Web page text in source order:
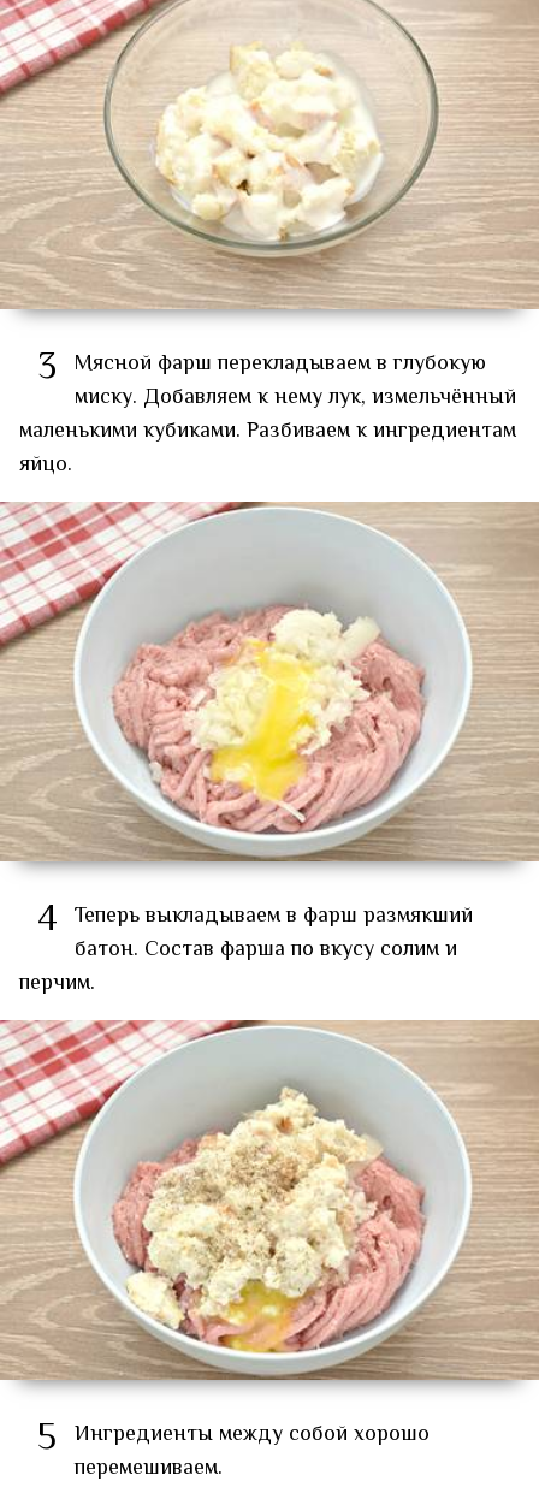
3
Мясной фарш перекладываем в глубокую
миску. Добавляем к нему лук, измельчённый
маленькими кубиками. Разбиваем к ингредиентам
яйцо.
4 Теперь выкладываем в фарш размякший
батон. Состав фарша по вкусу солим и
перчим.
5 Ингредиенты между собой хорошо
перемешиваем.